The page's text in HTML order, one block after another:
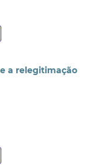
a relegitimação